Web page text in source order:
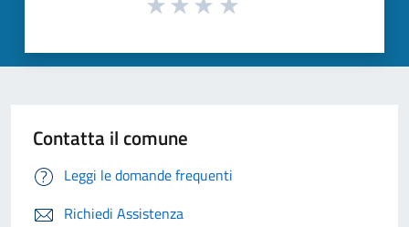
Contatta il comune
Leggi le domande frequenti
Richiedi Assistenza